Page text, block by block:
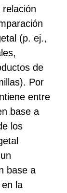
(p. ej.,
de
Por
entre
base a
los
base a
la